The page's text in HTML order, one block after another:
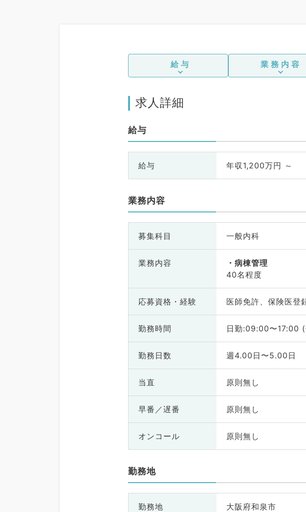
給与 業務内容
求人詳細
給与
給与 年収1,200万円 ～
業務内容
募集科目 一般内科
業務内容
病棟管理
40名程度
応募資格・ 経験 医師免許、保険医登
勤務時間 日勤:09:00〜17:00
勤務日数 週4.00日〜5.00日
当直 原則無し
早番／遅番 原則無し
オンコール 原則無し
勤務地
勤務地 大阪府和泉市